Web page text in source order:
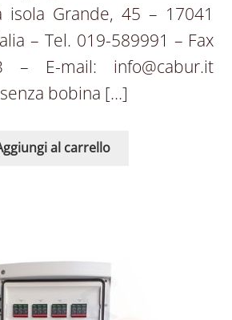
isola Grande, 45 – 17041
– Tel. 019-589991 – Fax
– E-mail: info@cabur.it
bobina […]
al carrello